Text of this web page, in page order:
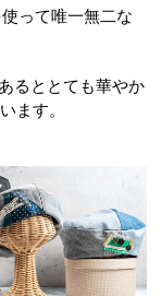
って唯一無二な
るととても華やか
ます。